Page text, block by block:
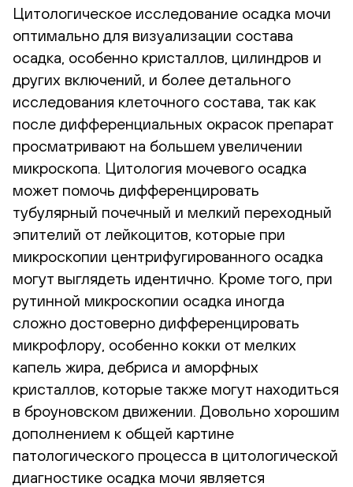
Цитологическое исследование осадка мочи
оптимально для визуализации состава
осадка, особенно кристаллов, цилиндров и
других включений, и более детального
исследования клеточного состава, так как
после дифференциальных окрасок препарат
просматривают на большем увеличении
микроскопа. Цитология мочевого осадка
может помочь дифференцировать
тубулярный почечный и мелкий переходный
эпителий от лейкоцитов, которые при
микроскопии центрифугированного осадка
могут выглядеть идентично. Кроме того, при
рутинной микроскопии осадка иногда
сложно достоверно дифференцировать
микрофлору, особенно кокки от мелких
капель жира, дебриса и аморфных
кристаллов, которые также могут находиться
в броуновском движении. Довольно хорошим
дополнением к общей картине
патологического процесса в цитологической
диагностике осадка мочи является